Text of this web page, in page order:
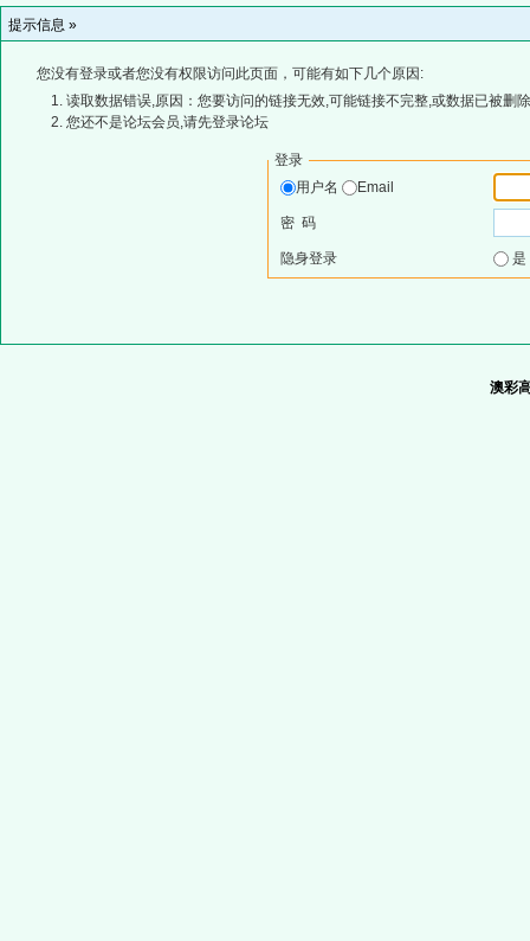
提示信息 »
您没有登录或者您没有权限访问此页面，可能有如下几个原因:
读取数据错误,原因：您要访问的链接无效,可能链接不完整,或数据已被删
您还不是论坛会员,请先登录论坛
登录
用户名
Email
密 码
隐身登录
澳彩